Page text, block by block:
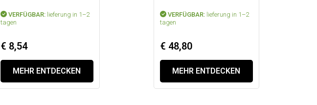
VERFÜGBAR: lieferung in 1–2
tagen
€ 8,54
MEHR ENTDECKEN
VERFÜGBAR: lieferung in 1–2
tagen
€ 48,80
MEHR ENTDECKEN